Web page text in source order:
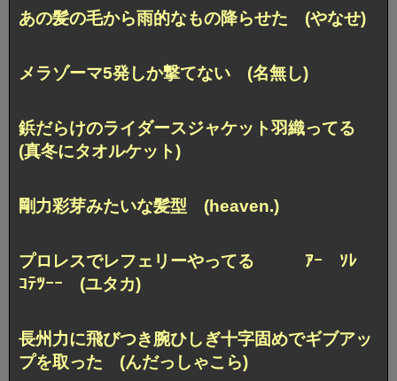
あの髪の毛から雨的なもの降らせた (やなせ)
メラゾーマ5発しか撃てない (名無し)
鋲だらけのライダースジャケット羽織ってる
(真冬にタオルケット)
剛力彩芽みたいな髪型 (heaven.)
プロレスでレフェリーやってる ｱｰ ｿﾚ
ｺﾃﾂｰｰ (ユタカ)
長州力に飛びつき腕ひしぎ十字固めでギブアッ
プを取った (んだっしゃこら)